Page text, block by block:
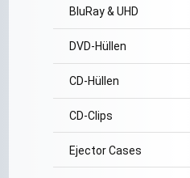
BluRay & UHD
DVD-Hüllen
CD-Hüllen
CD-Clips
Ejector Cases